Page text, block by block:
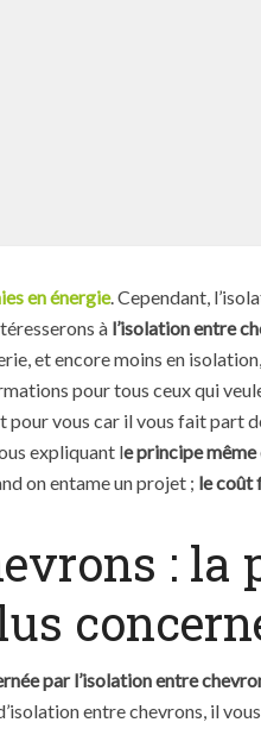
en énergie. Cependant,
à l’isolation entre
et encore moins en
pour tous ceux qui
pour vous car il vous fait part
expliquant le principe
on entame un projet ; le coût
: la
par l’isolation entre
entre chevrons, il